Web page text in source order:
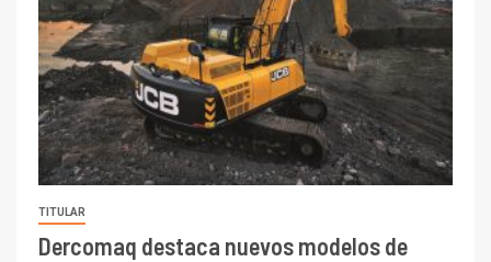
TITULAR
Dercomaq destaca nuevos modelos de